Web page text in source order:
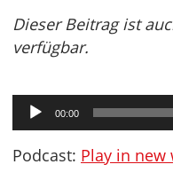
Dieser Beitrag ist
verfügbar.
Audio-
Player
00:00
Podcast: Play in new